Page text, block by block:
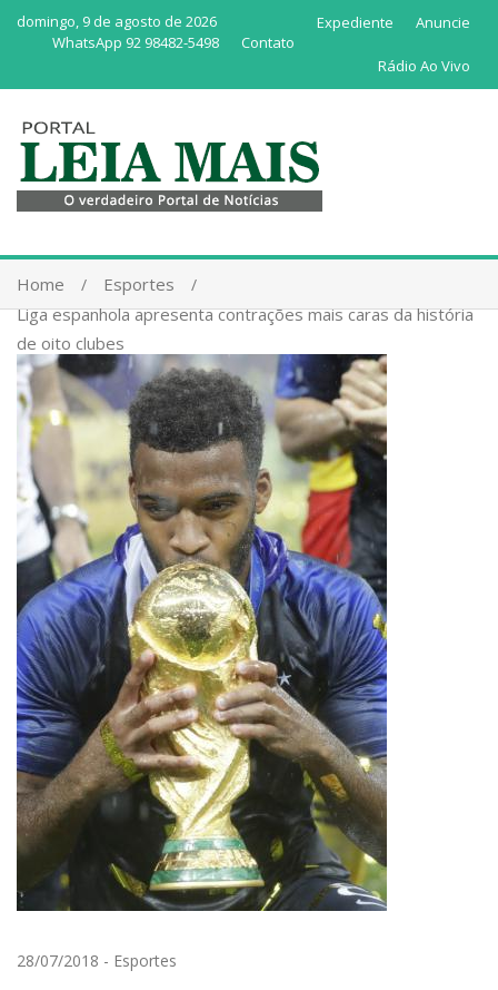
domingo, 9 de agosto de 2026 Anuncie
Expediente
Contato
WhatsApp 92 98482-5498
Rádio Ao Vivo
Home
Esportes
Liga espanhola apresenta contrações mais caras da história
de oito clubes
28/07/2018 - Esportes